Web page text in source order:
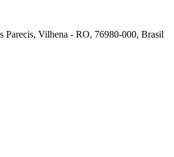
Parecis, Vilhena - RO, 76980-000, Brasil